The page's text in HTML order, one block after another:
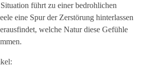
führt zu einer bedrohlichen
eine Spur der Zerstörung hinterlassen
welche Natur diese Gefühle